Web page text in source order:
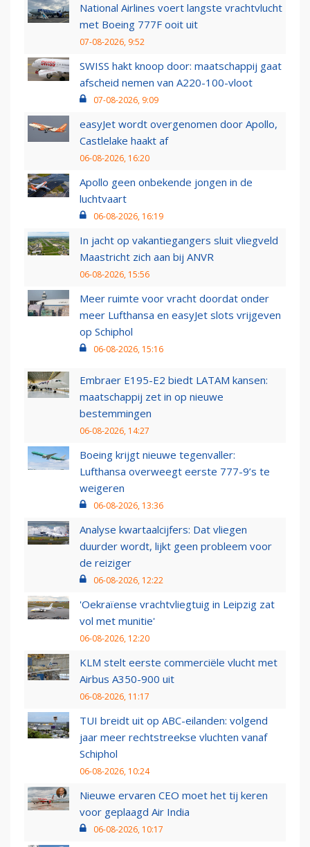
National Airlines voert langste vrachtvlucht
met Boeing 777F ooit uit
07-08-2026, 9:52
SWISS hakt knoop door: maatschappij gaat
afscheid nemen van A220-100-vloot
07-08-2026, 9:09
easyJet wordt overgenomen door Apollo,
Castlelake haakt af
06-08-2026, 16:20
Apollo geen onbekende jongen in de
luchtvaart
06-08-2026, 16:19
In jacht op vakantiegangers sluit vliegveld
Maastricht zich aan bij ANVR
06-08-2026, 15:56
Meer ruimte voor vracht doordat onder
meer Lufthansa en easyJet slots vrijgeven
op Schiphol
06-08-2026, 15:16
Embraer E195-E2 biedt LATAM kansen:
maatschappij zet in op nieuwe
bestemmingen
06-08-2026, 14:27
Boeing krijgt nieuwe tegenvaller:
Lufthansa overweegt eerste 777-9’s te
weigeren
06-08-2026, 13:36
Analyse kwartaalcijfers: Dat vliegen
duurder wordt, lijkt geen probleem voor
de reiziger
06-08-2026, 12:22
'Oekraïense vrachtvliegtuig in Leipzig zat
vol met munitie'
06-08-2026, 12:20
KLM stelt eerste commerciële vlucht met
Airbus A350-900 uit
06-08-2026, 11:17
TUI breidt uit op ABC-eilanden: volgend
jaar meer rechtstreekse vluchten vanaf
Schiphol
06-08-2026, 10:24
Nieuwe ervaren CEO moet het tij keren
voor geplaagd Air India
06-08-2026, 10:17